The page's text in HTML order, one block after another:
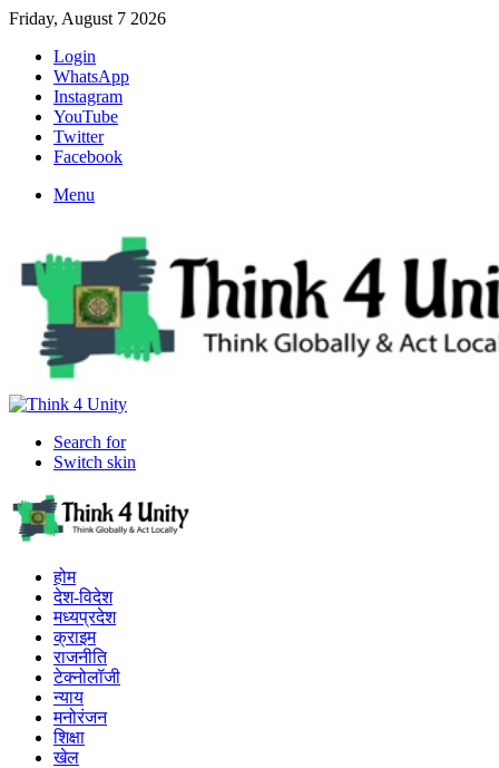
Friday, August 7 2026
Login
WhatsApp
Instagram
YouTube
Twitter
Facebook
Menu
Search for
Switch skin
होम
देश-विदेश
मध्यप्रदेश
क्राइम
राजनीति
टेक्नोलॉजी
न्याय
मनोरंजन
शिक्षा
खेल